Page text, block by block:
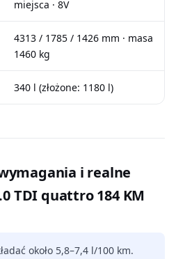
miejsca · 8V
4313 / 1785 / 1426 mm · masa
1460 kg
340 l (złożone: 1180 l)
i realne
TDI quattro 184 KM
około 5,8–7,4 l/100 km.